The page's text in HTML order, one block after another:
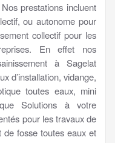
prestations incluent
ou autonome pour
collectif pour les
En effet nos
à Sagelat
d’installation, vidange,
toutes eaux, mini
Solutions à votre
pour les travaux de
de fosse toutes eaux et